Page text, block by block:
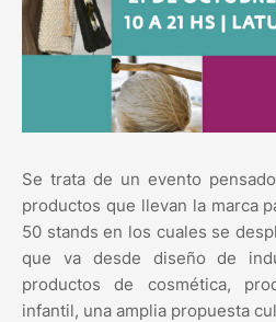
Se trata de un evento
productos que llevan la marca
50 stands en los cuales se
que va desde diseño de
productos de cosmética,
infantil, una amplia propuesta